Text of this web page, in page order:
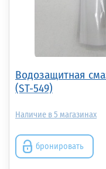
Водозащитная
(ST-549)
5
бронировать